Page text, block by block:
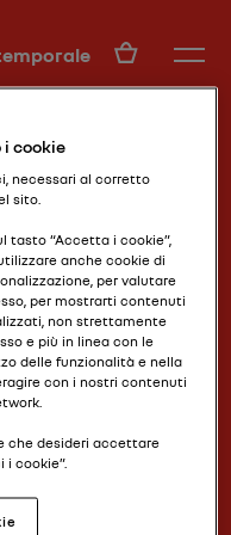
IT
i cookie
necessari al corretto
sito.
tasto “Accetta i cookie”,
anche cookie di
per valutare
per mostrarti contenuti
non strettamente
e più in linea con le
delle funzionalità e nella
con i nostri contenuti
che desideri accettare
i cookie”.
posto in alto a destra,
cookie diversi da quelli